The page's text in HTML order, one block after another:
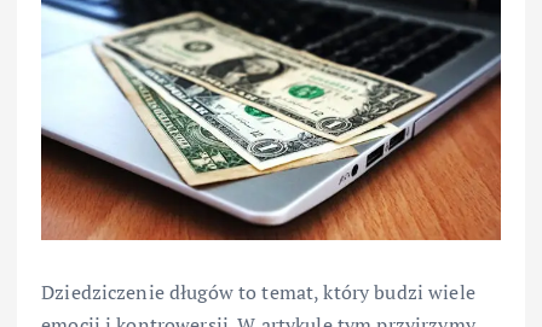
Dziedziczenie długów to temat, który budzi wiele